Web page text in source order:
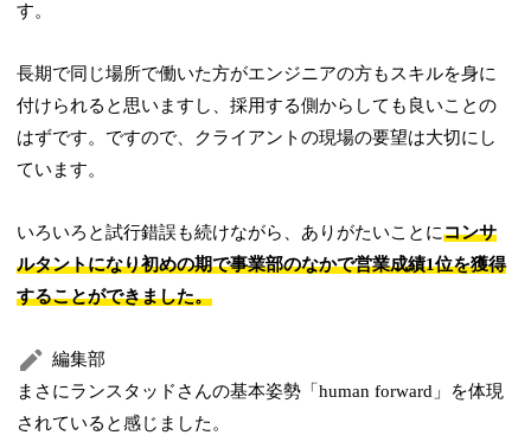
す。
長期で同じ場所で働いた方がエンジニアの方もスキルを身に
付けられると思いますし、採用する側からしても良いことの
はずです。ですので、クライアントの現場の要望は大切にし
ています。
いろいろと試行錯誤も続けながら、ありがたいことにコンサ
ルタントになり初めの期で事業部のなかで営業成績1位を獲得
することができました。
編集部
まさにランスタッドさんの基本姿勢「human forward」を体現
されていると感じました。